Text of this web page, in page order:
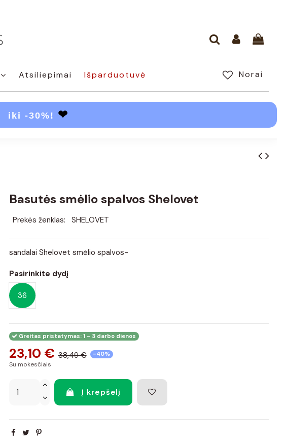
Atsiliepimai Norai
Išparduotuvė
iki -30%! ❤
Basutės smėlio spalvos Shelovet
Prekės ženklas: SHELOVET
sandalai Shelovet smėlio spalvos-
Pasirinkite dydį
36
Greitas pristatymas: 1 - 3 darbo dienos
23,10 € 38,49 € -40%
Su mokesčiais
Į krepšelį